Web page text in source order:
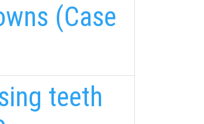
(Case
teeth